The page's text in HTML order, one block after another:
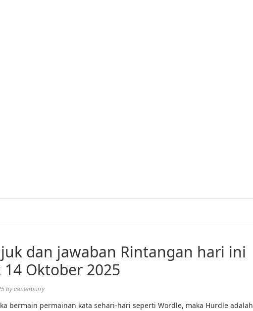
dan jawaban Rintangan hari ini
Oktober 2025
bycanterburry
bermain permainan kata sehari-hari seperti Wordle, maka Hurdle adalah